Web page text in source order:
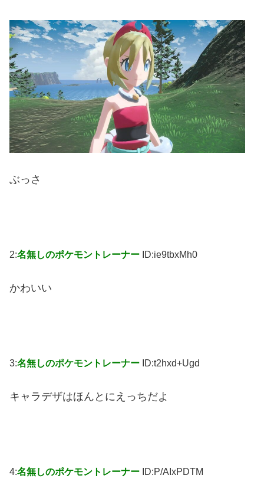
ぶっさ
2:名無しのポケモントレーナー ID:ie9tbxMh0
かわいい
3:名無しのポケモントレーナー ID:t2hxd+Ugd
キャラデザはほんとにえっちだよ
4:名無しのポケモントレーナー ID:P/AIxPDTM